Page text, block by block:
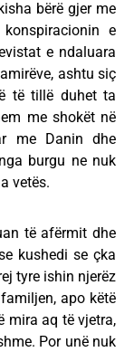
bërë gjer me
e
e ndaluara
ashtu siç
të tillë duhet ta
me shokët në
me Danin dhe
burgu ne nuk
vetës.
të afërmit dhe
kushedi se çka
tyre ishin njerëz
apo këtë
mira aq të vjetra,
Por unë nuk